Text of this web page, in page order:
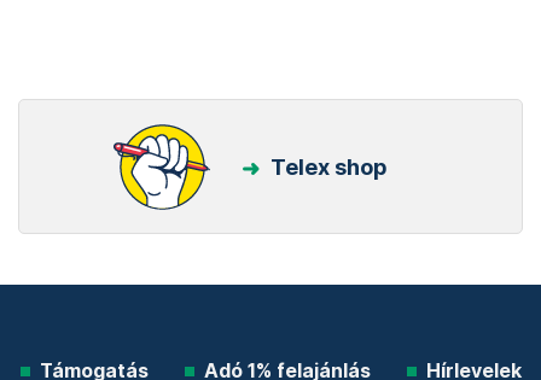
Telex shop
Támogatás Adó 1% felajánlás Hírlevelek